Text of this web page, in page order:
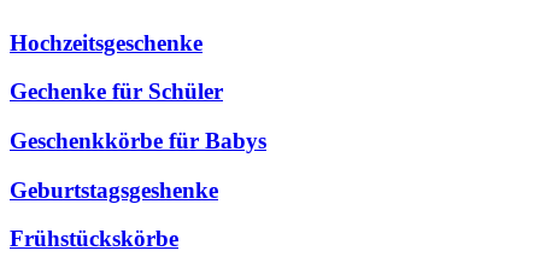
Hochzeitsgeschenke
Gechenke für Schüler
Geschenkkörbe für Babys
Geburtstagsgeshenke
Frühstückskörbe